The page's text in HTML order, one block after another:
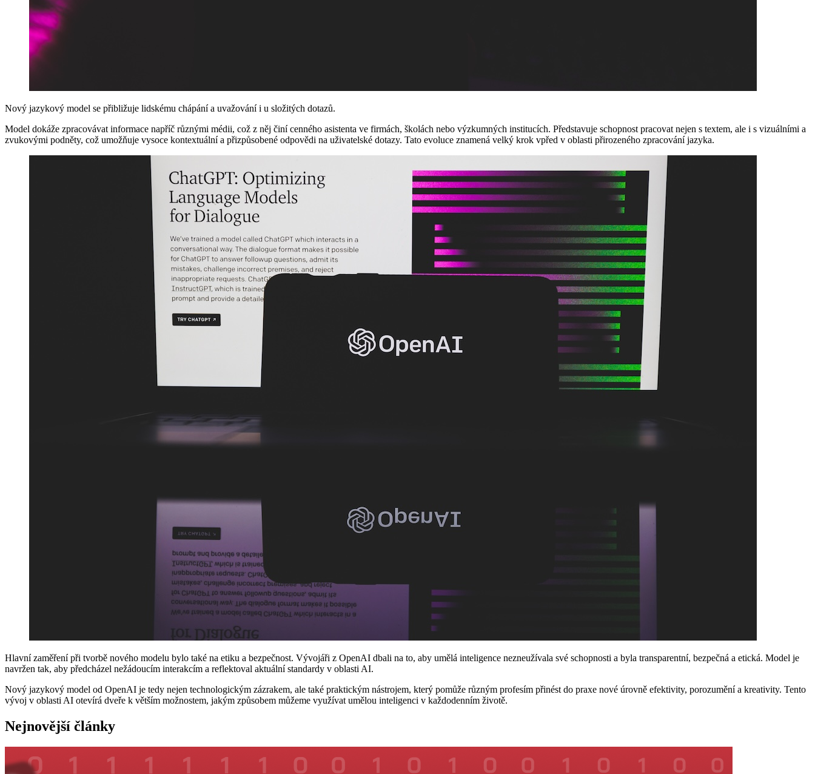
Nový jazykový model se přibližuje lidskému chápání a uvažování i u složitých dotazů.
Model dokáže zpracovávat informace napříč různými médii, což z něj činí cenného asistenta ve firmách, školách nebo výzkumných institucích. Představuje schopnost pracovat nejen s textem, ale i s vizuálními a
zvukovými podněty, což umožňuje vysoce kontextuální a přizpůsobené odpovědi na uživatelské dotazy. Tato evoluce znamená velký krok vpřed v oblasti přirozeného zpracování jazyka.
Hlavní zaměření při tvorbě nového modelu bylo také na etiku a bezpečnost. Vývojáři z OpenAI dbali na to, aby umělá inteligence nezneužívala své schopnosti a byla transparentní, bezpečná a etická. Model je
navržen tak, aby předcházel nežádoucím interakcím a reflektoval aktuální standardy v oblasti AI.
Nový jazykový model od OpenAI je tedy nejen technologickým zázrakem, ale také praktickým nástrojem, který pomůže různým profesím přinést do praxe nové úrovně efektivity, porozumění a kreativity. Tento
vývoj v oblasti AI otevírá dveře k větším možnostem, jakým způsobem můžeme využívat umělou inteligenci v každodenním životě.
Nejnovější články